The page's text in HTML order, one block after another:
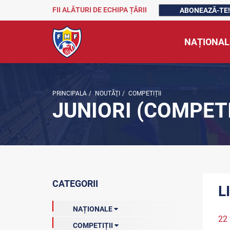
FII ALĂTURI DE ECHIPA ȚĂRII ABONEAZĂ-TE!
PRINCIPALA / NOUTĂŢI / COMPETIȚII
JUNIORI
CATEGORII
NAȚIONALE
COMPETIȚII
22